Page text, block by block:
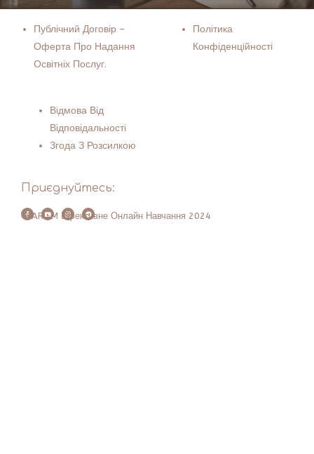
Публічний Договір –
Оферта Про Надання
Освітніх Послуг.
Політика
Конфіденційності
Відмова Від
Відповідальності
Згода З Розсилкою
Приєднуйтесь:
© ARI-M Ефективне Онлайн Навчання 2024